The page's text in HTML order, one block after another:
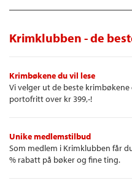
Krimklubben - de
Krimbøkene du vil lese
Vi velger ut de beste
portofritt over kr 399,-!
Unike medlemstilbud
Som medlem i Krimklubben får
% rabatt på bøker og fine ting.